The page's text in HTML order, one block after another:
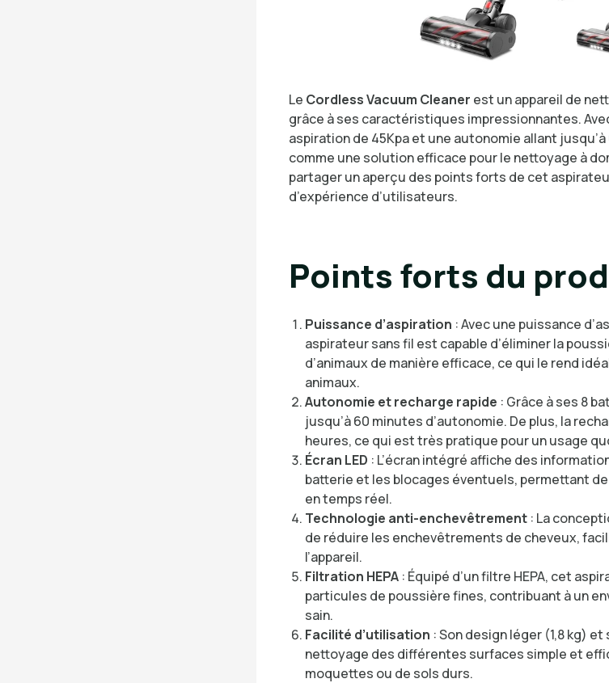
Le Cordless Vacuum Cleaner est un appareil de
grâce à ses caractéristiques impressionnantes.
aspiration de 45Kpa et une autonomie allant
comme une solution efficace pour le nettoyage à
partager un aperçu des points forts de cet
d’expérience d’utilisateurs.
Points forts du
Puissance d’aspiration : Avec une puissance
aspirateur sans fil est capable d’éliminer la
d’animaux de manière efficace, ce qui le rend
animaux.
Autonomie et recharge rapide : Grâce à ses 8
jusqu’à 60 minutes d’autonomie. De plus, la
heures, ce qui est très pratique pour un usage
Écran LED : L’écran intégré affiche des
batterie et les blocages éventuels, permettant
en temps réel.
Technologie anti-enchevêtrement : La
de réduire les enchevêtrements de cheveux,
l’appareil.
Filtration HEPA : Équipé d’un filtre HEPA, cet
particules de poussière fines, contribuant à un
sain.
Facilité d’utilisation : Son design léger (1,8 kg)
nettoyage des différentes surfaces simple et
moquettes ou de sols durs.